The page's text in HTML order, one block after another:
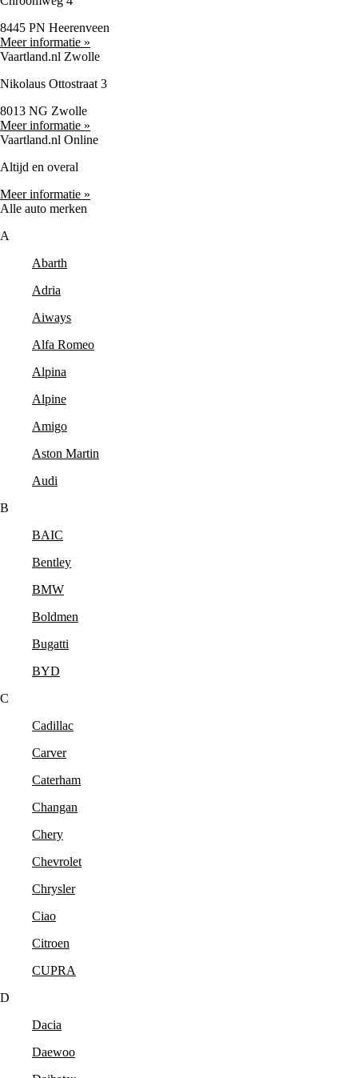
8445 PN Heerenveen
Meer informatie »
Vaartland.nl Zwolle
Nikolaus Ottostraat 3
8013 NG Zwolle
Meer informatie »
Vaartland.nl Online
Altijd en overal
Meer informatie »
Alle auto merken
A
Abarth
Adria
Aiways
Alfa Romeo
Alpina
Alpine
Amigo
Aston Martin
Audi
B
BAIC
Bentley
BMW
Boldmen
Bugatti
BYD
C
Cadillac
Carver
Caterham
Changan
Chery
Chevrolet
Chrysler
Ciao
Citroen
CUPRA
D
Dacia
Daewoo